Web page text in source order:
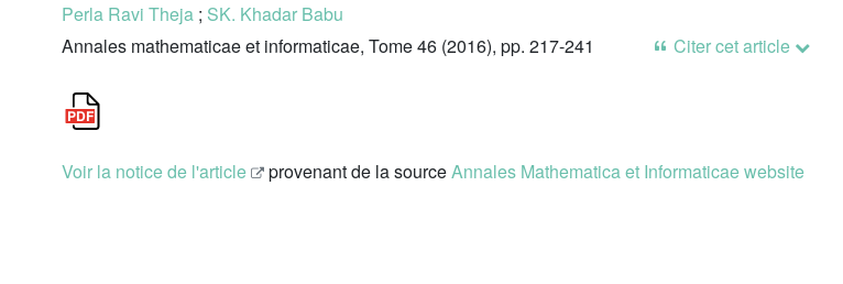
Perla Ravi Theja ; SK. Khadar Babu
Annales mathematicae et informaticae, Tome 46 (2016), pp. 217-241
Citer cet article
Voir la notice de l'article provenant de la sourceAnnales Mathematica et Informaticae website